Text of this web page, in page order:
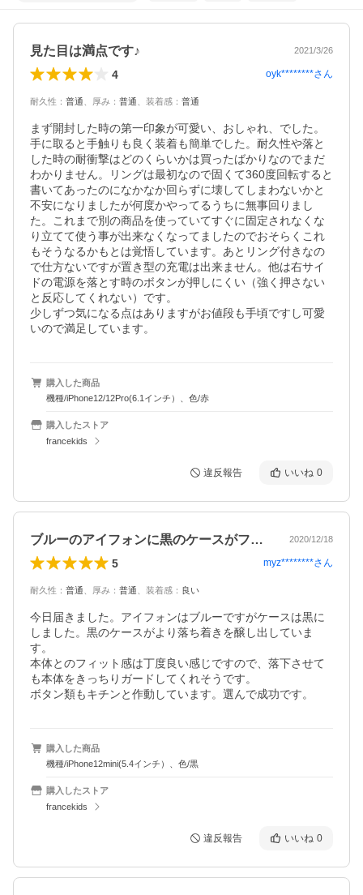
見た目は満点です♪ 2021/3/26
4 oyk********さん
耐久性 ： 普通 厚み ： 普通 装着感 ： 普通
まず開封した時の第一印象が可愛い、おしゃれ、でした。
手に取ると手触りも良く装着も簡単でした。耐久性や落と
した時の耐衝撃はどのくらいかは買ったばかりなのでまだ
わかりません。リングは最初なので固くて360度回転すると
書いてあったのになかなか回らずに壊してしまわないかと
不安になりましたが何度かやってるうちに無事回りまし
た。これまで別の商品を使っていてすぐに固定されなくな
り立てて使う事が出来なくなってましたのでおそらくこれ
もそうなるかもとは覚悟しています。あとリング付きなの
で仕方ないですが置き型の充電は出来ません。他は右サイ
ドの電源を落とす時のボタンが押しにくい（強く押さない
と反応してくれない）です。
少しずつ気になる点はありますがお値段も手頃ですし可愛
いので満足しています。
購入した商品
機種/iPhone12/12Pro(6.1インチ）、色/赤
購入したストア
francekids
違反報告 いいね 0
ブルーのアイフォンに黒のケースがフィット 2020/12/18
5 myz********さん
耐久性 ： 普通 厚み ： 普通 装着感 ： 良い
今日届きました。アイフォンはブルーですがケースは黒に
しました。黒のケースがより落ち着きを醸し出していま
す。
本体とのフィット感は丁度良い感じですので、落下させて
も本体をきっちりガードしてくれそうです。
ボタン類もキチンと作動しています。選んで成功です。
購入した商品
機種/iPhone12mini(5.4インチ）、色/黒
購入したストア
francekids
違反報告 いいね 0